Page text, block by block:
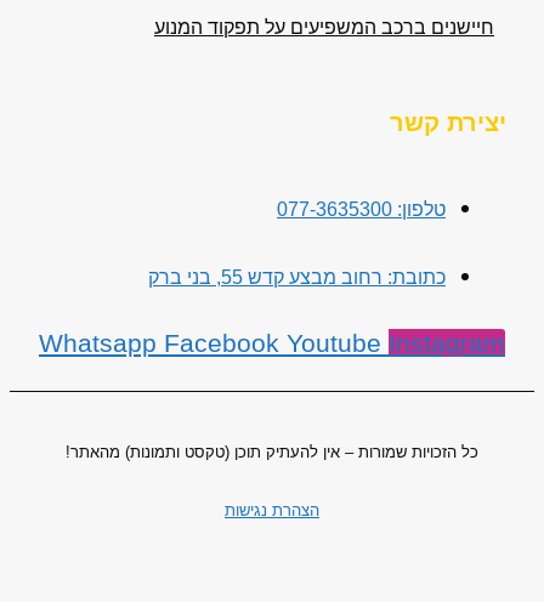
חיישנים ברכב המשפיעים על תפקוד המנוע
יצירת קשר
טלפון: 077-3635300
כתובת: רחוב מבצע קדש 55, בני ברק
Whatsapp Facebook Youtube Instagram
כל הזכויות שמורות – אין להעתיק תוכן (טקסט ותמונות) מהאתר!
הצהרת נגישות